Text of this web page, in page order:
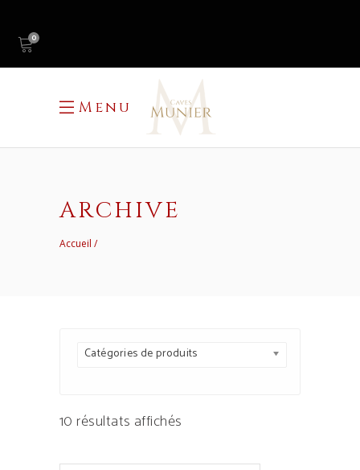
0
Menu
ARCHIVE
Accueil
Catégories de produits
10 résultats affichés